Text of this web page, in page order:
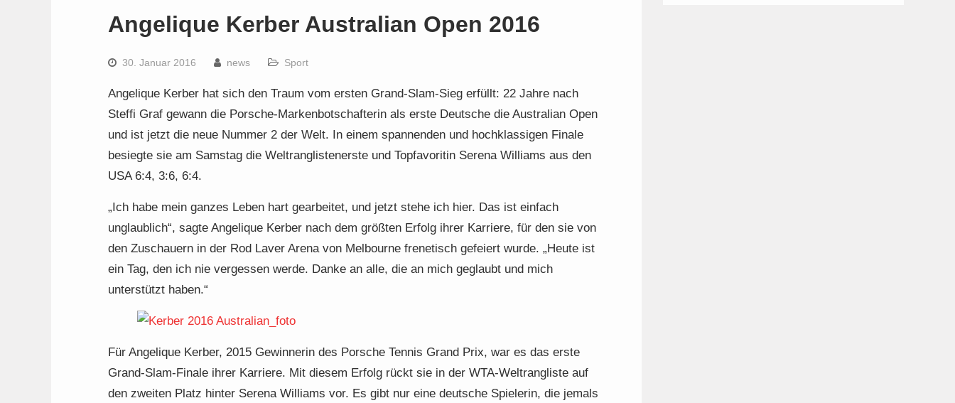
Angelique Kerber Australian Open 2016
30. Januar 2016 news Sport
Angelique Kerber hat sich den Traum vom ersten Grand-Slam-Sieg erfüllt: 22 Jahre nach
Steffi Graf gewann die Porsche-Markenbotschafterin als erste Deutsche die Australian Open
und ist jetzt die neue Nummer 2 der Welt. In einem spannenden und hochklassigen Finale
besiegte sie am Samstag die Weltranglistenerste und Topfavoritin Serena Williams aus den
USA 6:4, 3:6, 6:4.
„Ich habe mein ganzes Leben hart gearbeitet, und jetzt stehe ich hier. Das ist einfach
unglaublich“, sagte Angelique Kerber nach dem größten Erfolg ihrer Karriere, für den sie von
den Zuschauern in der Rod Laver Arena von Melbourne frenetisch gefeiert wurde. „Heute ist
ein Tag, den ich nie vergessen werde. Danke an alle, die an mich geglaubt und mich
unterstützt haben.“
Für Angelique Kerber, 2015 Gewinnerin des Porsche Tennis Grand Prix, war es das erste
Grand-Slam-Finale ihrer Karriere. Mit diesem Erfolg rückt sie in der WTA-Weltrangliste auf
den zweiten Platz hinter Serena Williams vor. Es gibt nur eine deutsche Spielerin, die jemals